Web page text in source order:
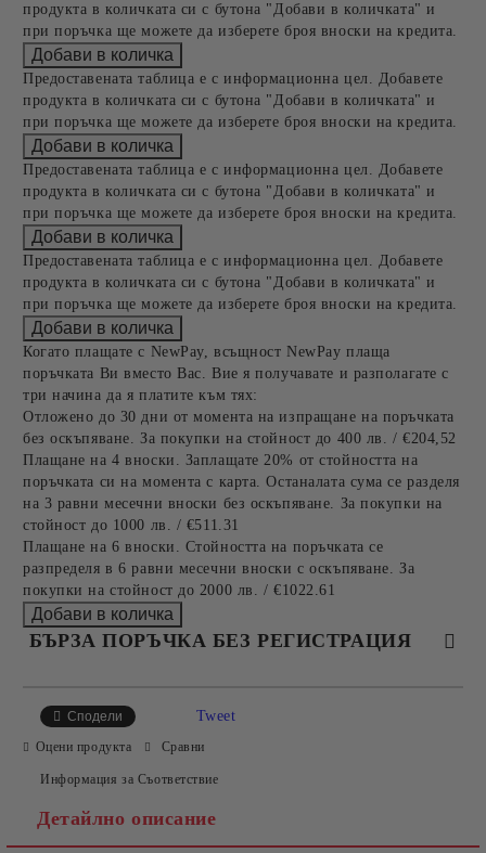
продукта в количката си с бутона "Добави в количката" и
при поръчка ще можете да изберете броя вноски на кредита.
Предоставената таблица е с информационна цел. Добавете
продукта в количката си с бутона "Добави в количката" и
при поръчка ще можете да изберете броя вноски на кредита.
Предоставената таблица е с информационна цел. Добавете
продукта в количката си с бутона "Добави в количката" и
при поръчка ще можете да изберете броя вноски на кредита.
Предоставената таблица е с информационна цел. Добавете
продукта в количката си с бутона "Добави в количката" и
при поръчка ще можете да изберете броя вноски на кредита.
Когато плащате с NewPay, всъщност NewPay плаща
поръчката Ви вместо Вас. Вие я получавате и разполагате с
три начина да я платите към тях:
Отложено до 30 дни от момента на изпращане на поръчката
без оскъпяване. За покупки на стойност до 400 лв. / €204,52
Плащане на 4 вноски. Заплащате 20% от стойността на
поръчката си на момента с карта. Останалата сума се разделя
на 3 равни месечни вноски без оскъпяване. За покупки на
стойност до 1000 лв. / €511.31
Плащане на 6 вноски. Стойността на поръчката се
разпределя в 6 равни месечни вноски с оскъпяване. За
покупки на стойност до 2000 лв. / €1022.61
БЪРЗА ПОРЪЧКА БЕЗ РЕГИСТРАЦИЯ
Сподели
Tweet
Оцени продукта Сравни
Информация за Съответствие
Детайлно описание